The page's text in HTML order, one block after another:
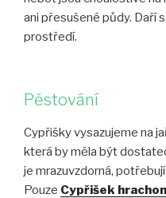
ani přesušené půdy. Daří
prostředí.
Pěstování
Cypřišky vysazujeme na
která by měla být
je mrazuvzdorná,
Pouze Cypřišek